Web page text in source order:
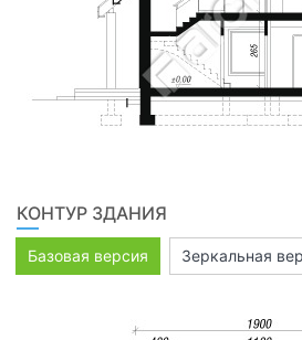
КОНТУР ЗДАНИЯ
Базовая версия Зеркальная